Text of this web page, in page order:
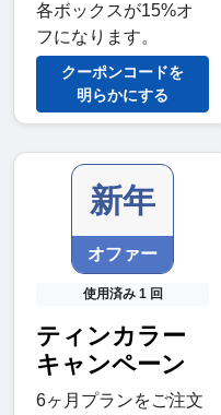
各ボックスが15%オ
フになります。
クーポンコードを
明らかにする
新年
オファー
使用済み 1 回
ティンカラー
キャンペーン
6ヶ月プランをご注文